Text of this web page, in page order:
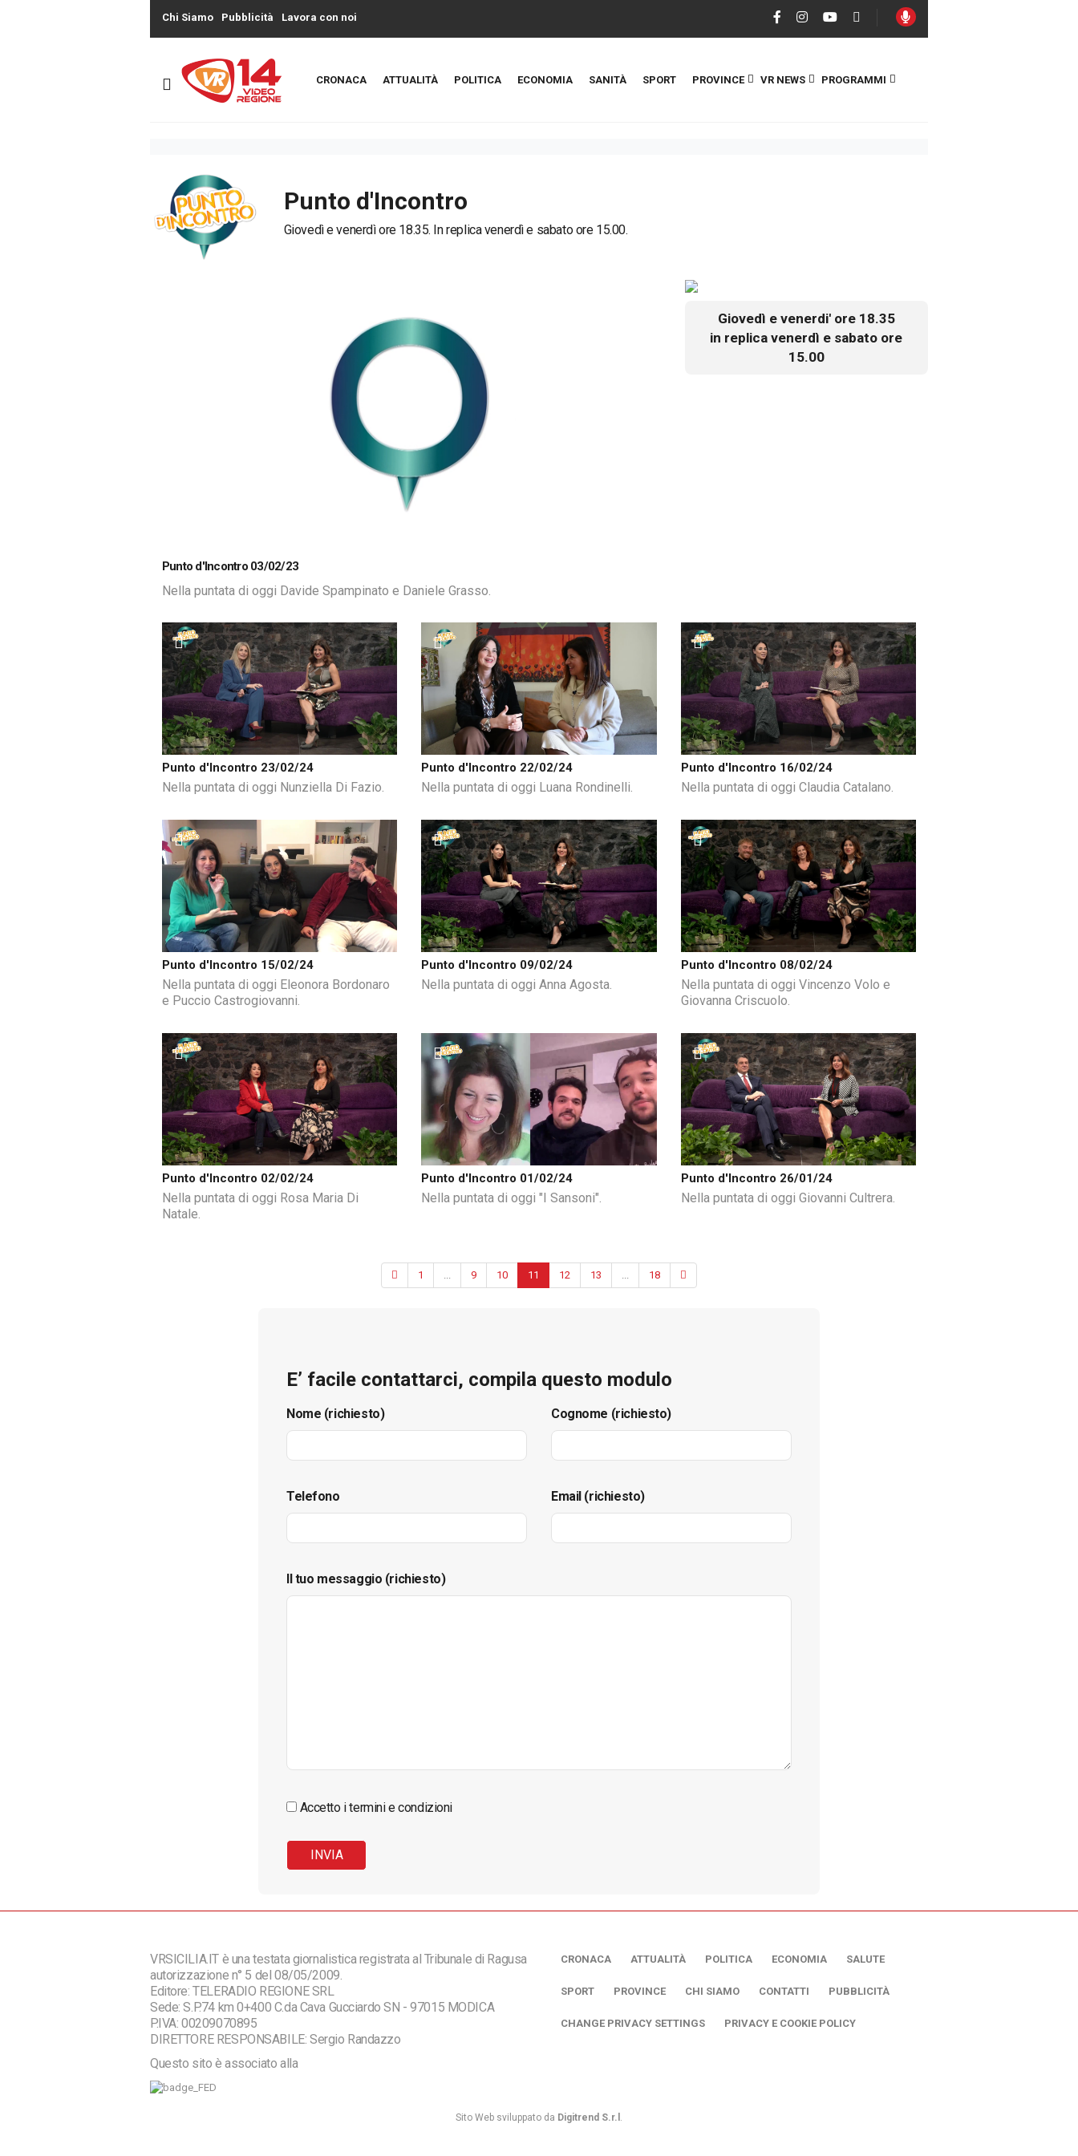
Chi Siamo Pubblicità Lavora con noi
CRONACA ATTUALITÀ POLITICA ECONOMIA SANITÀ SPORT PROVINCE VR NEWS PROGRAMMI
Punto d'Incontro
Giovedì e venerdì ore 18.35. In replica venerdì e sabato ore 15.00.
2.90%
Punto d'Incontro 03/02/23
Nella puntata di oggi Davide Spampinato e Daniele Grasso.
Giovedì e venerdi' ore 18.35
in replica venerdì e sabato ore
15.00
Punto d'Incontro 23/02/24
Nella puntata di oggi Nunziella Di Fazio.
Punto d'Incontro 22/02/24
Nella puntata di oggi Luana Rondinelli.
Punto d'Incontro 16/02/24
Nella puntata di oggi Claudia Catalano.
Punto d'Incontro 15/02/24
Nella puntata di oggi Eleonora Bordonaro
e Puccio Castrogiovanni.
Punto d'Incontro 09/02/24
Nella puntata di oggi Anna Agosta.
Punto d'Incontro 08/02/24
Nella puntata di oggi Vincenzo Volo e
Giovanna Criscuolo.
Punto d'Incontro 02/02/24
Nella puntata di oggi Rosa Maria Di
Natale.
Punto d'Incontro 01/02/24
Nella puntata di oggi "I Sansoni".
Punto d'Incontro 26/01/24
Nella puntata di oggi Giovanni Cultrera.
1 ... 9 10 11 12 13 ... 18
E’ facile contattarci, compila questo modulo
Nome (richiesto) Cognome (richiesto)
Telefono Email (richiesto)
Il tuo messaggio (richiesto)
Accetto i termini e condizioni
VRSICILIA.IT è una testata giornalistica registrata al Tribunale di Ragusa
autorizzazione n° 5 del 08/05/2009.
Editore: TELERADIO REGIONE SRL
Sede: S.P.74 km 0+400 C.da Cava Gucciardo SN - 97015 MODICA
P.IVA: 00209070895
DIRETTORE RESPONSABILE: Sergio Randazzo
Questo sito è associato alla
CRONACA ATTUALITÀ POLITICA ECONOMIA SALUTE
SPORT PROVINCE CHI SIAMO CONTATTI PUBBLICITÀ
CHANGE PRIVACY SETTINGS PRIVACY E COOKIE POLICY
Sito Web sviluppato da Digitrend S.r.l .